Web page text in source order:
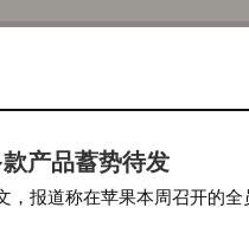
席执行官年度基本薪资
展经理等岗位跳槽涨
招聘薪资涨幅预计为
为2800万元。医疗健
产品蓄势待发
报道称在苹果本周召开的